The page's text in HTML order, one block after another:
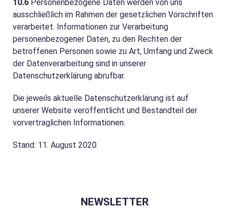
10.6 Personenbezogene Daten werden von uns
ausschließlich im Rahmen der gesetzlichen Vorschriften
verarbeitet. Informationen zur Verarbeitung
personenbezogener Daten, zu den Rechten der
betroffenen Personen sowie zu Art, Umfang und Zweck
der Datenverarbeitung sind in unserer
Datenschutzerklärung abrufbar.
Die jeweils aktuelle Datenschutzerklärung ist auf
unserer Website veröffentlicht und Bestandteil der
vorvertraglichen Informationen.
Stand: 11. August 2020.
NEWSLETTER